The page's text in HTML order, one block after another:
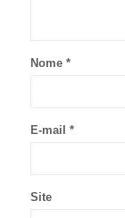
Nome *
E-mail *
Site